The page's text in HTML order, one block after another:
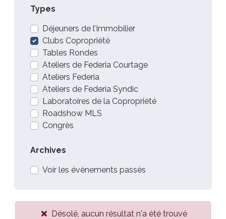
Désolé, aucun résultat n'a été trouvé
Types
Déjeuners de l’Immobilier
Clubs Copropriété
Tables Rondes
Ateliers de Federia Courtage
Ateliers Federia
Ateliers de Federia Syndic
Laboratoires de la Copropriété
Roadshow MLS
Congrès
Archives
Voir les évènements passès